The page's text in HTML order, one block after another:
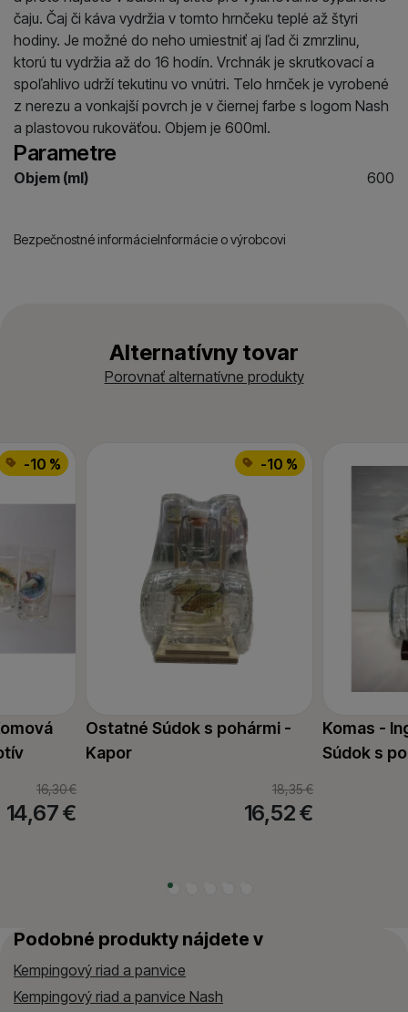
čaju. Čaj či káva vydržia v tomto hrnčeku teplé až štyri
hodiny. Je možné do neho umiestniť aj ľad či zmrzlinu,
ktorú tu vydržia až do 16 hodín. Vrchnák je skrutkovací a
spoľahlivo udrží tekutinu vo vnútri. Telo hrnček je vyrobené
z nerezu a vonkajší povrch je v čiernej farbe s logom Nash
a plastovou rukoväťou. Objem je 600ml.
Parametre
Objem (ml) 600
Bezpečnostné informácie Informácie o výrobcovi
Alternatívny tovar
Porovnať alternatívne produkty
-10 %
Ostatné Súdok s pohármi -
Kapor
18,35€
16,52€
Komas -
Súdok s
-10 %
16,30€
14,67€
Podobné produkty nájdete v
Kempingový riad a panvice
Kempingový riad a panvice Nash